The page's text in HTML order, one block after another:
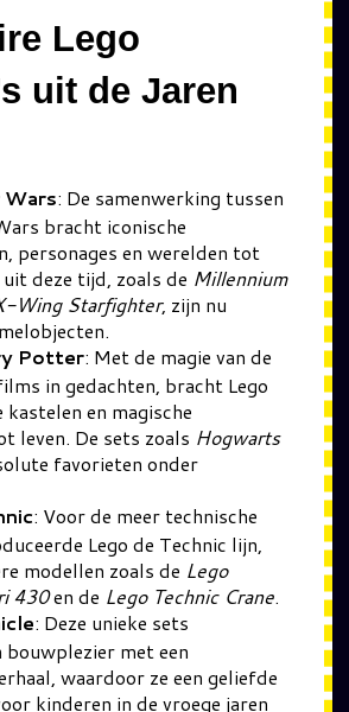
Lego
uit de Jaren
Wars: De samenwerking tussen
bracht iconische
personages en werelden tot
deze tijd, zoals de Millennium
Wing Starfighter, zijn nu
Potter: Met de magie van de
in gedachten, bracht Lego
en magische
leven. De sets zoals Hogwarts
favorieten onder
: Voor de meer technische
Lego de Technic lijn,
modellen zoals de Lego
430en de Lego Technic Crane.
: Deze unieke sets
bouwplezier met een
waardoor ze een geliefde
kinderen in de vroege jaren